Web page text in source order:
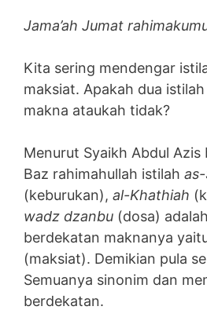
Jama’ah Jumat
Kita sering mendengar
maksiat. Apakah dua
makna ataukah tidak?
Menurut Syaikh Abdul Azis
Baz rahimahullah istilah
(keburukan), al-Khathiah
wadz dzanbu (dosa)
berdekatan maknanya
(maksiat). Demikian pula
Semuanya sinonim dan
berdekatan.